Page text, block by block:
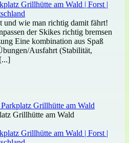
und wie man richtig damit fährt!
der Skikes richtig bremsen
Eine kombination aus Spaß
Ausfahrt (Stabilität,
Grillhütte am Wald
Grillhütte am Wald